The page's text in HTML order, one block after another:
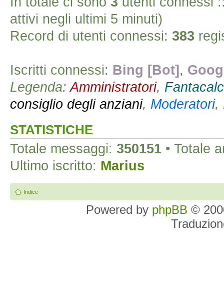
attivi negli ultimi 5 minuti)
Record di utenti connessi: 383
Iscritti connessi: Bing [Bot] ,
Legenda:Amministratori,
consiglio degli anziani, Moderatori,
STATISTICHE
Totale messaggi: 350151 • Totale
Ultimo iscritto: Marius
Indice
Powered by phpBB ©